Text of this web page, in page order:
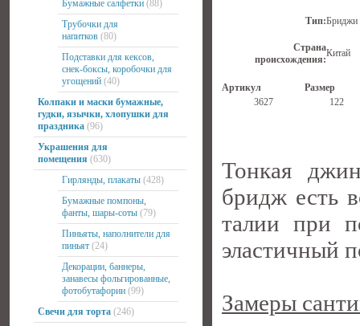
Бумажные салфетки (88)
Трубочки для
напитков (80)
Подставки для кексов,
снек-боксы, коробочки для
угощений (40)
Колпаки и маски бумажные,
гудки, язычки, хлопушки для
праздника (96)
Украшения для
помещения (630)
Гирлянды, плакаты (428)
Бумажные помпоны,
фанты, шары-соты (79)
Пиньяты, наполнители для
пиньят (24)
Декорации, баннеры,
занавесы фольгированные,
фотобутафории (99)
Свечи для торта (246)
Тип:Бриджи
Страна
происхождения:
Китай
Артикул
Размер
3627
122
Тонкая
бридж есть
талии при
эластичный
Замеры